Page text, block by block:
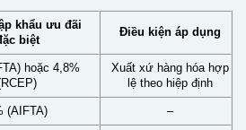
khẩu ưu đãi
biệt
Điều kiện áp dụng
hoặc 4,8%
Xuất xứ hàng hóa hợp
lệ theo hiệp định
(AIFTA) –